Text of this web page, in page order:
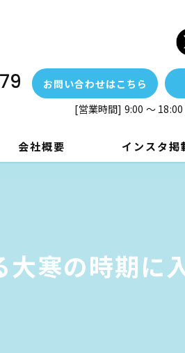
お問い合わせはこちら
[営業時間] 9:00 ～
会社概要 インスタ掲
大寒の時期に